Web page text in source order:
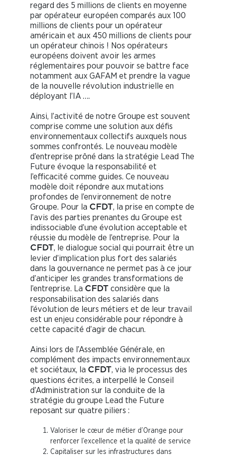
regard des 5 millions de clients en moyenne
par opérateur européen comparés aux 100
millions de clients pour un opérateur
américain et aux 450 millions de clients pour
un opérateur chinois ! Nos opérateurs
européens doivent avoir les armes
réglementaires pour pouvoir se battre face
notamment aux GAFAM et prendre la vague
de la nouvelle révolution industrielle en
déployant l’IA ….
Ainsi, l’activité de notre Groupe est souvent
comprise comme une solution aux défis
environnementaux collectifs auxquels nous
sommes confrontés. Le nouveau modèle
d’entreprise prôné dans la stratégie Lead The
Future évoque la responsabilité et
l’efficacité comme guides. Ce nouveau
modèle doit répondre aux mutations
profondes de l’environnement de notre
Groupe. Pour la CFDT , la prise en compte de
l’avis des parties prenantes du Groupe est
indissociable d’une évolution acceptable et
réussie du modèle de l’entreprise. Pour la
CFDT , le dialogue social qui pourrait être un
levier d’implication plus fort des salariés
dans la gouvernance ne permet pas à ce jour
d’anticiper les grandes transformations de
l’entreprise. La CFDT
considère que la
responsabilisation des salariés dans
l’évolution de leurs métiers et de leur travail
est un enjeu considérable pour répondre à
cette capacité d’agir de chacun.
Ainsi lors de l’Assemblée Générale, en
complément des impacts environnementaux
et sociétaux, la CFDT , via le processus des
questions écrites, a interpellé le Conseil
d’Administration sur la conduite de la
stratégie du groupe Lead the Future
reposant sur quatre piliers :
Valoriser le cœur de métier d’Orange pour
renforcer l’excellence et la qualité de service
Capitaliser sur les infrastructures dans